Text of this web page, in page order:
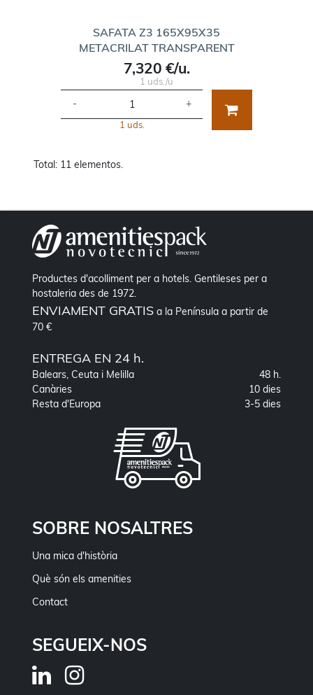
SAFATA Z3 165X95X35
METACRILAT TRANSPARENT
7,320 €/u.
1 uds./u
- +
1 uds.
Total: 11 elementos.
Productes d'acolliment per a hotels. Gentileses per a
hostaleria des de 1972.
ENVIAMENT GRATISa la Península a partir de
70 €
ENTREGA EN 24 h.
Balears, Ceuta i Melilla
48 h.
Canàries
10 dies
Resta d'Europa
3-5 dies
SOBRE NOSALTRES
Una mica d'història
Què són els amenities
Contact
SEGUEIX-NOS